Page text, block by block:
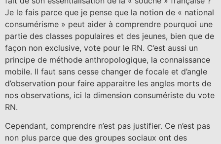
Je le fais parce que je pense que la notion de « national
consumérisme » peut aider à comprendre pourquoi une
partie des classes populaires et des jeunes, bien que de
façon non exclusive, vote pour le RN. C’est aussi un
principe de méthode anthropologique, la connaissance
mobile. Il faut sans cesse changer de focale et d’angle
d’observation pour faire apparaitre les angles morts de
nos observations, ici la dimension consumériste du vote
RN.
Cependant, comprendre n’est pas justifier. Ce n’est pas
non plus parce que des groupes sociaux ont des